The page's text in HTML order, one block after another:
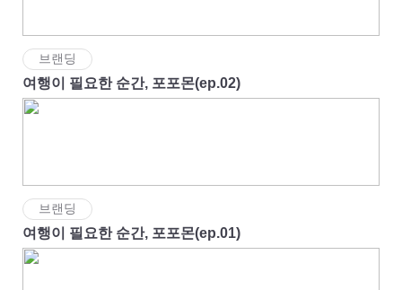
브랜딩
여행이 필요한 순간, 포포몬(ep.02)
브랜딩
여행이 필요한 순간, 포포몬(ep.01)